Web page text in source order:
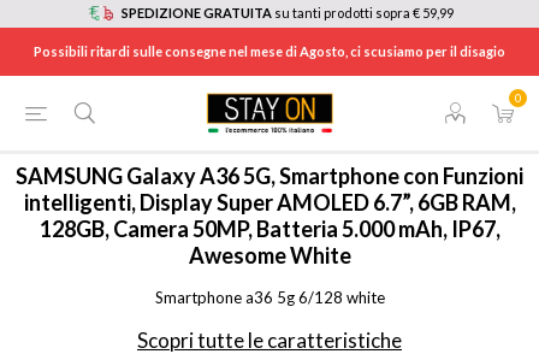
SPEDIZIONE GRATUITA su tanti prodotti sopra € 59,99
Possibili ritardi sulle consegne nel mese di Agosto, ci scusiamo per il disagio
0
TELEFONIA / SMA366128WHT
SAMSUNGGalaxy A36 5G, Smartphone con Funzioni
intelligenti, Display Super AMOLED 6.7”, 6GB RAM,
128GB, Camera 50MP, Batteria 5.000 mAh, IP67,
Awesome White
Smartphone a36 5g 6/128 white
Scopri tutte le caratteristiche